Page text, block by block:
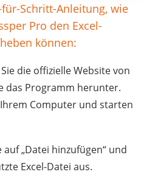
Schritt-Anleitung, wie
Pro den Excel-
können:
die offizielle Website von
das Programm herunter.
Computer und starten
auf „Datei hinzufügen“ und
Excel-Datei aus.